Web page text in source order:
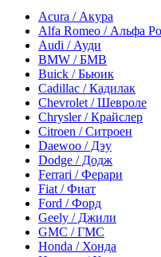
Acura / Акура
Alfa Romeo / Альфа
Audi / Ауди
BMW / БМВ
Buick / Бьюик
Cadillac / Кадилак
Chevrolet / Шевроле
Chrysler / Крайслер
Citroen / Ситроен
Daewoo / Дэу
Dodge / Додж
Ferrari / Ферари
Fiat / Фиат
Ford / Форд
Geely / Джили
GMC / ГМС
Honda / Хонда